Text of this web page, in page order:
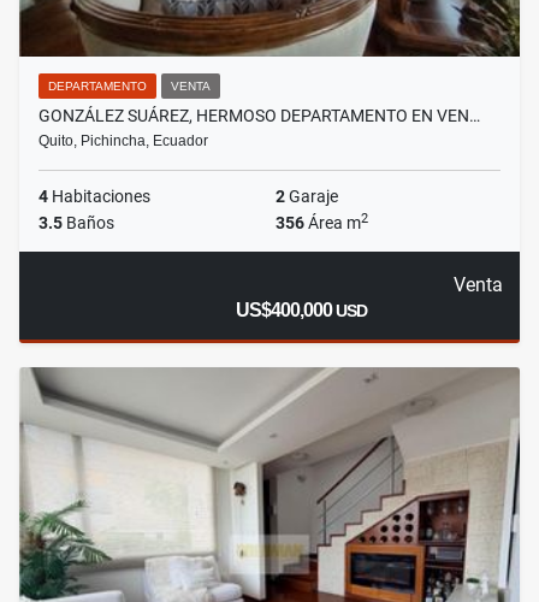
DEPARTAMENTO VENTA
GONZÁLEZ SUÁREZ, HERMOSO DEPARTAMENTO EN VEN…
Quito, Pichincha, Ecuador
4 Habitaciones 2Garaje
3.5 Baños 356Área m2
Venta
US$400,000USD